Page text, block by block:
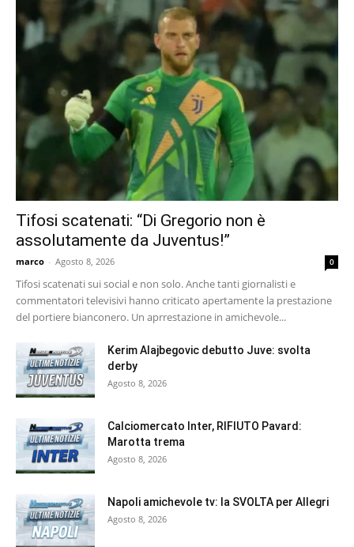
Tifosi scatenati: “Di Gregorio non è
assolutamente da Juventus!”
marco - Agosto 8, 2026 0
Tifosi scatenati sui social e non solo. Anche tanti giornalisti e
commentatori televisivi hanno criticato apertamente la prestazione
del portiere bianconero. Un aprrestazione in amichevole...
Kerim Alajbegovic debutto Juve: svolta
derby
Agosto 8, 2026
Calciomercato Inter, RIFIUTO Pavard:
Marotta trema
Agosto 8, 2026
Napoli amichevole tv: la SVOLTA per Allegri
Agosto 8, 2026